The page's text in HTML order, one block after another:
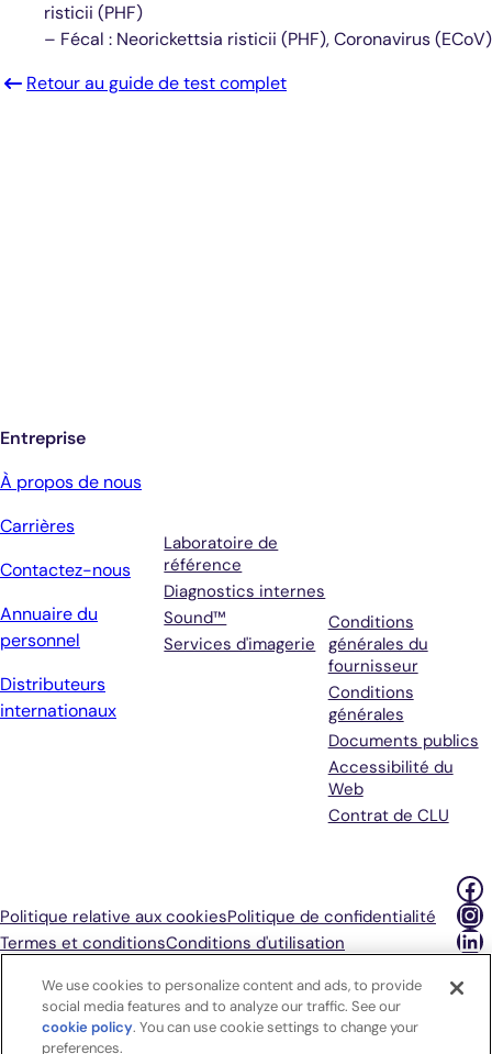
risticii (PHF)
– Fécal : Neorickettsia risticii (PHF), Coronavirus (ECoV)
Retour au guide de test complet
Entreprise
À propos de nous
Carrières
Contactez-nous
Annuaire du
personnel
Distributeurs
internationaux
Laboratoire de
référence
Diagnostics internes
Sound™
Services d'imagerie
Conditions
générales du
fournisseur
Conditions
générales
Documents publics
Accessibilité du
Web
Contrat de CLU
Politique relative aux cookiesPolitique de confidentialité
Termes et conditionsConditions d'utilisation
We use cookies to personalize content and ads, to provide
social media features and to analyze our traffic. See our
cookie policy(opens in a new tab)
. You can use cookie settings to change your
preferences.